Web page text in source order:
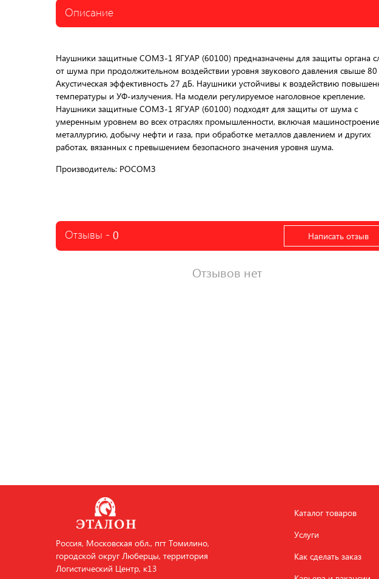
Описание
Наушники защитные СОМЗ-1 ЯГУАР (60100) предназначены для защиты органа
от шума при продолжительном воздействии уровня звукового давления свыше
Акустическая эффективность 27 дБ. Наушники устойчивы к воздействию
температуры и УФ-излучения. На модели регулируемое наголовное крепление.
Наушники защитные СОМЗ-1 ЯГУАР (60100) подходят для защиты от шума с
умеренным уровнем во всех отраслях промышленности, включая
металлургию, добычу нефти и газа, при обработке металлов давлением и других
работах, вязанных с превышением безопасного значения уровня шума.
Производитель: РОСОМЗ
Отзывы - 0 Написать отзыв
Отзывов нет
Россия, Московская обл., пгт Томилино,
городской округ Люберцы, территория
Логистический Центр, к13
Каталог товаров
Услуги
Как сделать заказ